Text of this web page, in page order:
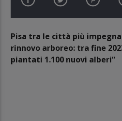
Pisa tra le città più
rinnovo arboreo: tra fine
piantati 1.100 nuovi alberi”